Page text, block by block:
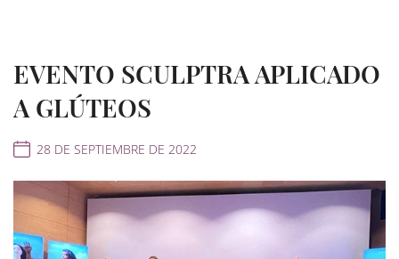
EVENTO SCULPTRA APLICADO
A GLÚTEOS
28 DE SEPTIEMBRE DE 2022